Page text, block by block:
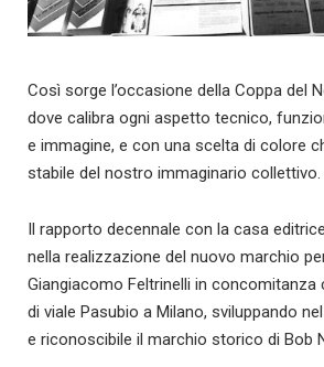
Così sorge l’occasione della Coppa del
dove calibra ogni aspetto tecnico,
e immagine, e con una scelta di colore
stabile del nostro immaginario collettivo.
Il rapporto decennale con la casa
nella realizzazione del nuovo marchio
Giangiacomo Feltrinelli in concomitanza
di viale Pasubio a Milano, sviluppando
e riconoscibile il marchio storico di Bob